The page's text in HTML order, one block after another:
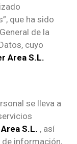
que ha sido
de la
cuyo
Area S.L.
se lleva a
S.L. , así
información,